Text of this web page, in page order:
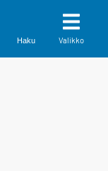
Haku Valikko